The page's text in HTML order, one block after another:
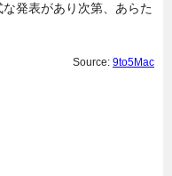
発表があり次第、あらた
Source: 9to5Mac